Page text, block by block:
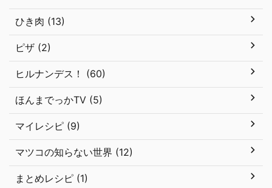
ひき肉 (13)
ピザ (2)
ヒルナンデス！ (60)
ほんまでっかTV (5)
マイレシピ (9)
マツコの知らない世界 (12)
まとめレシピ (1)